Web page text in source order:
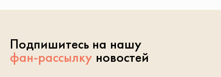
Подпишитесь на нашу
фан-рассылку новостей